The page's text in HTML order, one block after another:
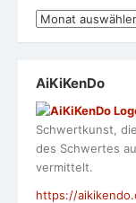
Archiv
AiKiKenDo
Schwertkunst,
des Schwertes
vermittelt.
https://